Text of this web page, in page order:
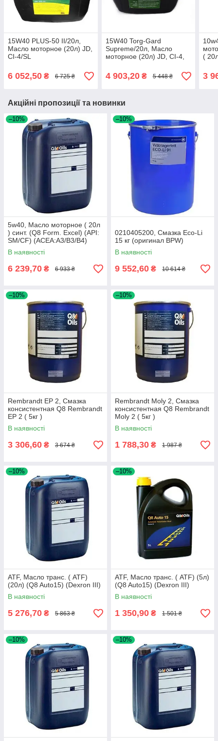
15W40 PLUS-50 II/20л,
Масло моторное (20л) JD,
CI-4/SL
6 052,50 ₴ 6 725 ₴
15W40 Torg-Gard
Supreme/20л, Масло
моторное (20л) JD, CI-4,
4 903,20₴ 5 448 ₴
(
4,5)
3
Акційні пропозиції та новинки
–10%
5w40, Масло моторное ( 20л
) синт. (Q8 Form. Excel) (API:
SM/CF) (ACEA:A3/B3/B4)
В наявності
6 239,70 ₴ 6 933 ₴
–10%
0210405200, Смазка Eco-Li
15 кг (оригинал BPW)
В наявності
9 552,60 ₴ 10 614 ₴
–10%
Rembrandt EP 2, Смазка
консистентная Q8 Rembrandt
EP 2 ( 5кг )
В наявності
3 306,60 ₴ 3 674 ₴
–10%
Rembrandt Moly 2, Смазка
консистентная Q8 Rembrandt
Moly 2 ( 5кг )
В наявності
1 788,30 ₴ 1 987 ₴
–10%
ATF, Масло транс. ( ATF)
(20л) (Q8 Auto15) (Dexron III)
В наявності
5 276,70 ₴ 5 863 ₴
–10%
ATF, Масло транс. ( ATF) (5л)
(Q8 Auto15) (Dexron III)
В наявності
1 350,90 ₴ 1 501 ₴
–10% –10%